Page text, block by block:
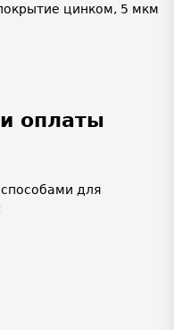
цинком, 5 мкм
оплаты
для